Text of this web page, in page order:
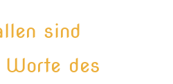
sind
Worte des